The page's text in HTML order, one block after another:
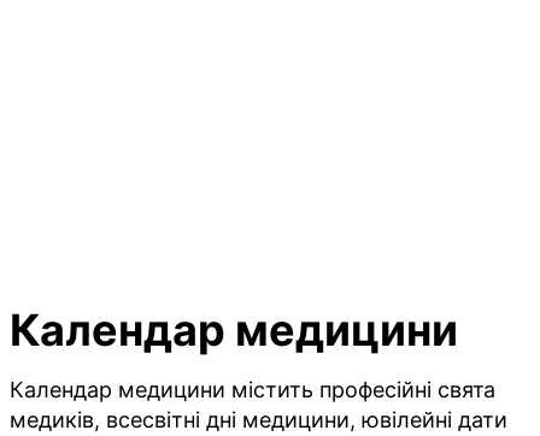
Календар медицини
Календар медицини містить професійні свята
медиків, всесвітні дні медицини, ювілейні дати